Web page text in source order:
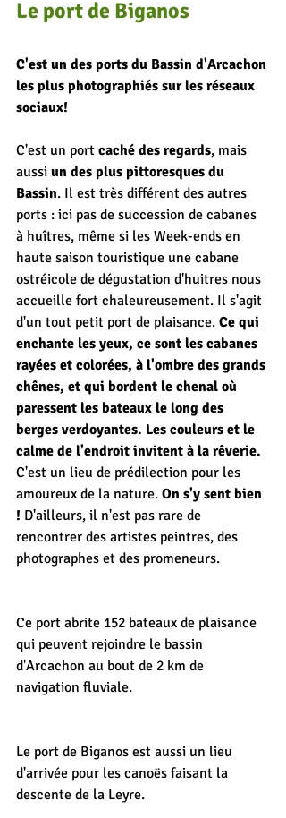
Le port de Biganos
C'est un des ports du Bassin d'Arcachon
les plus photographiés sur les réseaux
sociaux!
C'est un port caché des regards, mais
aussi un des plus pittoresques du
Bassin. Il est très différent des autres
ports : ici pas de succession de cabanes
à huîtres, même si les Week-ends en
haute saison touristique une cabane
ostréicole de dégustation d'huitres nous
accueille fort chaleureusement. Il s'agit
d'un tout petit port de plaisance. Ce qui
enchante les yeux, ce sont les cabanes
rayées et colorées, à l'ombre des grands
chênes, et qui bordent le chenal où
paressent les bateaux le long des
berges verdoyantes. Les couleurs et le
calme de l'endroit invitent à la rêverie.
C'est un lieu de prédilection pour les
amoureux de la nature. On s'y sent bien
! D'ailleurs, il n'est pas rare de
rencontrer des artistes peintres, des
photographes et des promeneurs.
Ce port abrite 152 bateaux de plaisance
qui peuvent rejoindre le bassin
d'Arcachon au bout de 2 km de
navigation fluviale.
Le port de Biganos est aussi un lieu
d'arrivée pour les canoës faisant la
descente de la Leyre.